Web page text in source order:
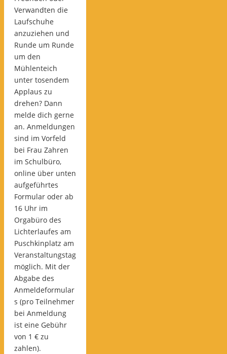
Verwandten die
Laufschuhe
anzuziehen und
Runde um Runde
um den
Mühlenteich
unter tosendem
Applaus zu
drehen? Dann
melde dich gerne
an. Anmeldungen
sind im Vorfeld
bei Frau Zahren
im Schulbüro,
online über unten
aufgeführtes
Formular oder ab
16 Uhr im
Orgabüro des
Lichterlaufes am
Puschkinplatz am
Veranstaltungstag
möglich. Mit der
Abgabe des
Anmeldeformular
s (pro Teilnehmer
bei Anmeldung
ist eine Gebühr
von 1 € zu
zahlen).